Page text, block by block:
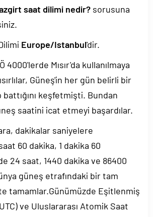
saat dilimi nedir? sorusuna
Europe/Istanbul'dir.
4000'lerde Mısır'da kullanılmaya
Güneş'in her gün belirli bir
keşfetmişti. Bundan
saatini icat etmeyi başardılar.
dakikalar saniyelere
60 dakika, 1 dakika 60
24 saat, 1440 dakika ve 86400
güneş etrafındaki bir tam
tamamlar.Günümüzde Eşitlenmiş
ve Uluslararası Atomik Saat